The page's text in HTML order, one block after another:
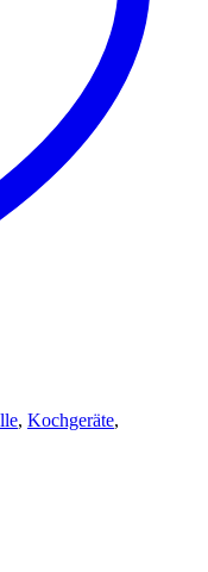
, Kochgeräte,